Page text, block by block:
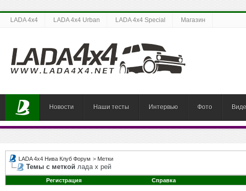
LADA 4x4 LADA 4x4 Urban LADA 4x4 Special Магазин
Новости Наши тесты Интервью Фото
LADA 4x4 Нива Клуб Форум > Метки
Темы с меткой лада х рей
Регистрация
Справка